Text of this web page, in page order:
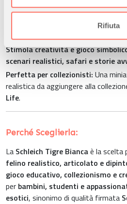
analizzare il nostro traffico.
informazioni sul modo in cui
nostri partner che si occupano di
pubblicità e social media, i quali
con altre informazioni che ha
raccolto dal suo utilizzo dei loro
Rifiuta
Educativa e divertente:Permette
tigri rare e altri felini esotici,
fauna mondiale.
Stimola creatività e gioco
scenari realistici, safari e storie
Perfetta per collezionisti: Una
realistica da aggiungere alla
Life.
Perché Sceglierla:
La Schleich Tigre Biancaè la scelta
felino realistico, articolato e
gioco educativo, collezionismo e
per bambini, studenti e
esotici, sinonimo di qualità firmata